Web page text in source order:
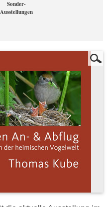
Sonder-
Ausstellungen